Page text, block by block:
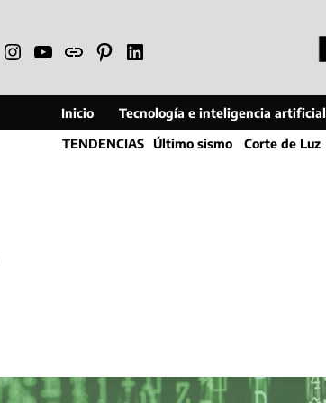
Instagram
YouTube
WebPinterestLinkedin
Inicio Tecnología e inteligencia artificial
TENDENCIAS Último sismo Corte de Luz